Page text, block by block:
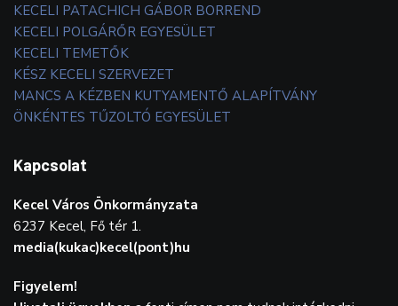
KECELI PATACHICH GÁBOR BORREND
KECELI POLGÁRŐR EGYESÜLET
KECELI TEMETŐK
KÉSZ KECELI SZERVEZET
MANCS A KÉZBEN KUTYAMENTŐ ALAPÍTVÁNY
ÖNKÉNTES TŰZOLTÓ EGYESÜLET
Kapcsolat
Kecel Város Önkormányzata
6237 Kecel, Fő tér 1.
media(kukac)kecel(pont)hu
Figyelem!